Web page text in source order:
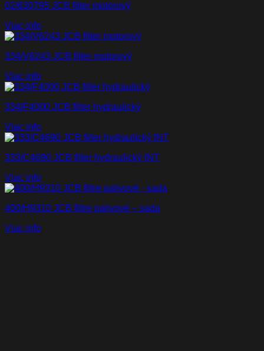
02/630795 JCB filter motorový
Viac info
334/V6243 JCB filter motorový
Viac info
334/F4000 JCB filter hydraulický
Viac info
333/C4690 JCB filter hydraulický INT
Viac info
400/H9310 JCB filtre palivové – sada
Viac info